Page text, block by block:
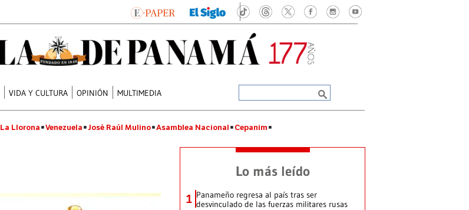
VIDA Y CULTURA OPINIÓN MULTIMEDIA
La Llorona Venezuela José Raúl Mulino Asamblea Nacional Cepanim
Lo más leído
1 Panameño regresa al país tras ser
desvinculado de las fuerzas militares rusas